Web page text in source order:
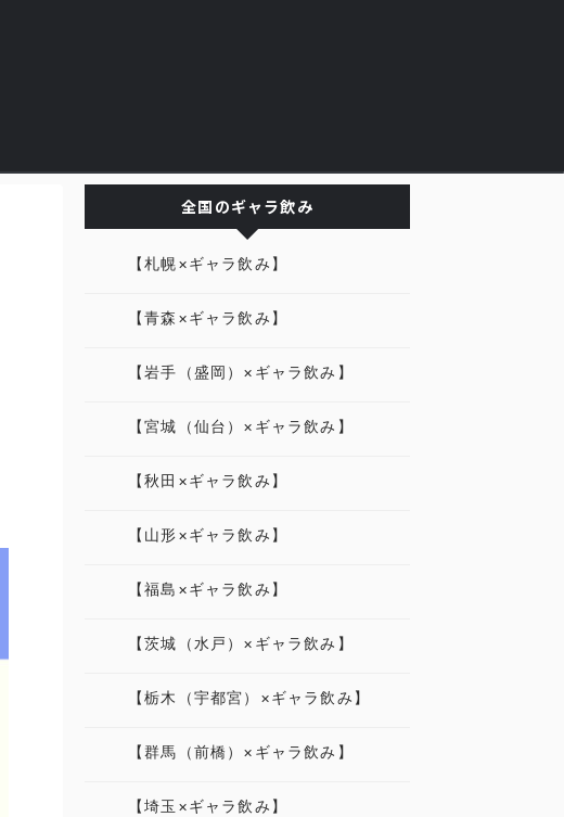
全国のギャラ飲み
【札幌×ギャラ飲み】
【青森×ギャラ飲み】
【岩手（盛岡）×ギャラ飲み】
【宮城（仙台）×ギャラ飲み】
【秋田×ギャラ飲み】
【山形×ギャラ飲み】
【福島×ギャラ飲み】
【茨城（水戸）×ギャラ飲み】
【栃木（宇都宮）×ギャラ飲み】
【群馬（前橋）×ギャラ飲み】
【埼玉×ギャラ飲み】